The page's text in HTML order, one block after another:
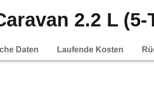
2.2 L (5-
Daten Laufende Kosten